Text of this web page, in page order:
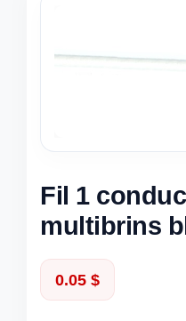
Fil 1
multibrins
0.05 $